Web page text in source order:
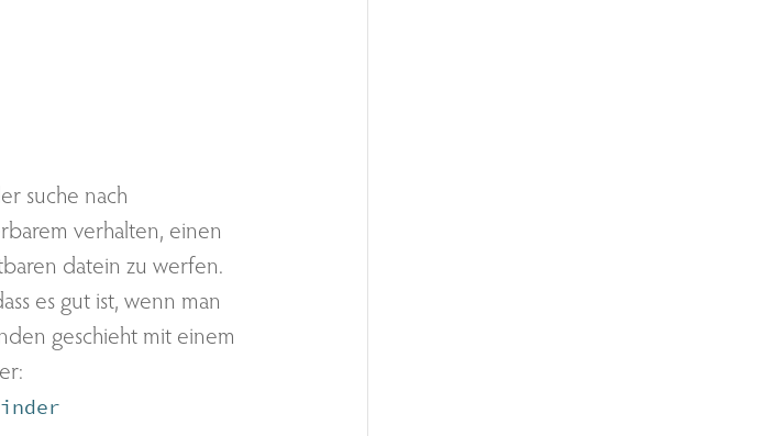
suche nach
verhalten, einen
datein zu werfen.
es gut ist, wenn man
geschieht mit einem